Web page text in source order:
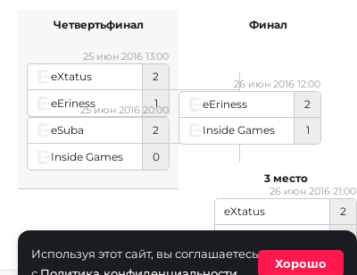
eXtatus
2
eEriness
1
25 июн 2016 13:00
eSuba
2
Inside Games
0
25 июн 2016 20:00
Четвертьфинал
eEriness
2
Inside Games
1
26 июн 2016 12:00
Финал
eXtatus
2
26 июн 2016 21:00
3 место
Используя этот сайт, вы соглашаетесь
Хорошо